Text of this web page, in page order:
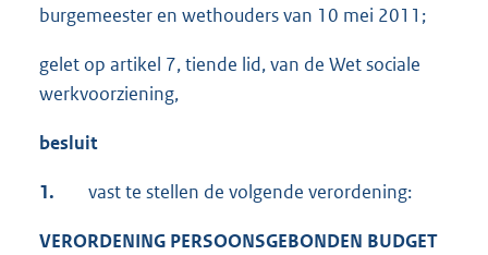
burgemeester en wethouders van 10 mei 2011;
gelet op artikel 7, tiende lid, van de Wet sociale
werkvoorziening,
besluit
1. vast te stellen de volgende verordening:
VERORDENING PERSOONSGEBONDEN BUDGET